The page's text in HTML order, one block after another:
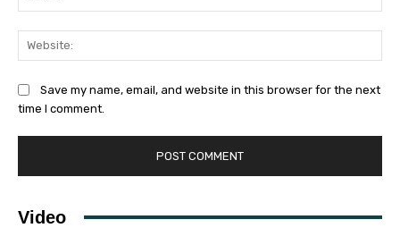
Save my name, email, and website in this browser for the next
time I comment.
Video